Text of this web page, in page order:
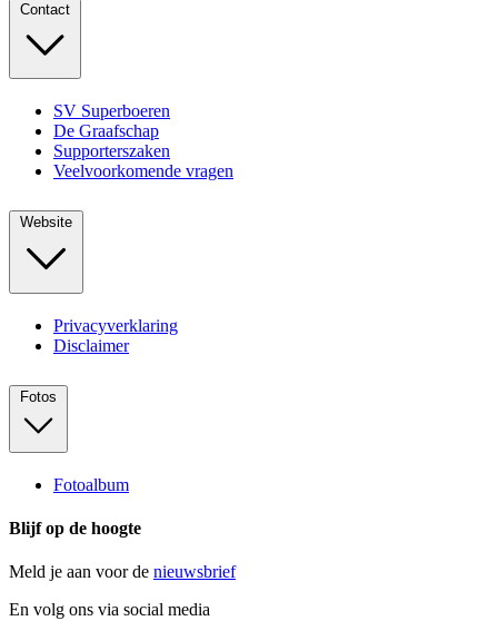
Contact
SV Superboeren
De Graafschap
Supporterszaken
Veelvoorkomende vragen
Website
Privacyverklaring
Disclaimer
Fotos
Fotoalbum
Blijf op de hoogte
Meld je aan voor de nieuwsbrief
En volg ons via social media